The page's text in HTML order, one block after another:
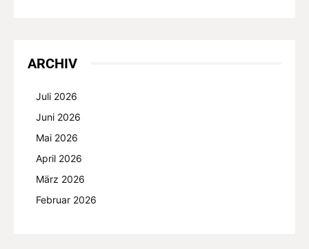
ARCHIV
Juli 2026
Juni 2026
Mai 2026
April 2026
März 2026
Februar 2026